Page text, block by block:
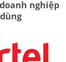
nghiệp